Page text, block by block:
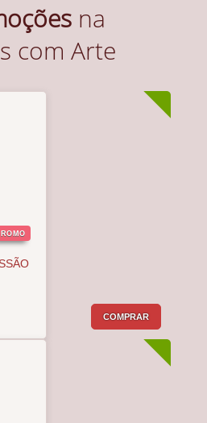
na
com Arte
COMPRAR